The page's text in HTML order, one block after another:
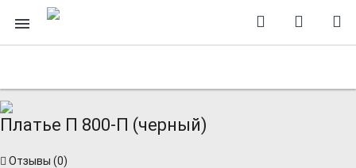
Платье П 800-П (черный)
Отзывы (0)